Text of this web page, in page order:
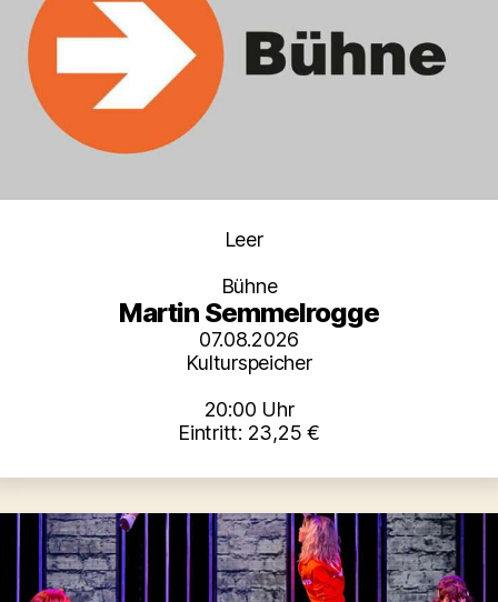
Kategorien
Leer
Bühne
Martin Semmelrogge
07.08.2026
Kulturspeicher
20:00 Uhr
Eintritt: 23,25 €